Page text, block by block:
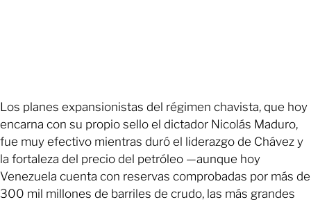
Los planes expansionistas del régimen chavista, que hoy
encarna con su propio sello el dictador Nicolás Maduro,
fue muy efectivo mientras duró el liderazgo de Chávez y
la fortaleza del precio del petróleo —aunque hoy
Venezuela cuenta con reservas comprobadas por más de
300 mil millones de barriles de crudo, las más grandes